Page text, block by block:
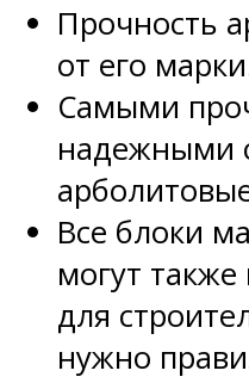
Прочность
от его
Самыми
надежными
Все блоки
могут также
для
нужно